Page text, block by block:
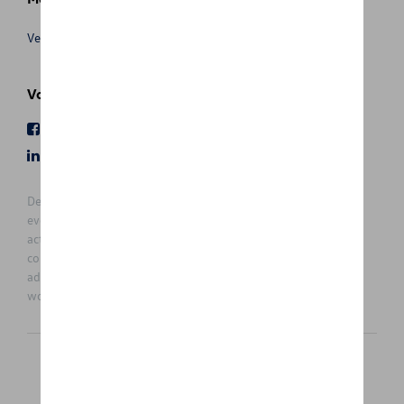
Verkoopsvoorwaarden
Volg Ons
De prijzen op deze site zijn adviesprijzen (incl. btw), exclusief
eventuele installatiekosten. Voor meer informatie over de
actuele verkoopprijs en de eventuele installatiekosten kunt u
contact opnemen met uw concessiehouder / agent. De
adviesprijzen kunnen zonder voorafgaande kennisgeving
worden gewijzigd.